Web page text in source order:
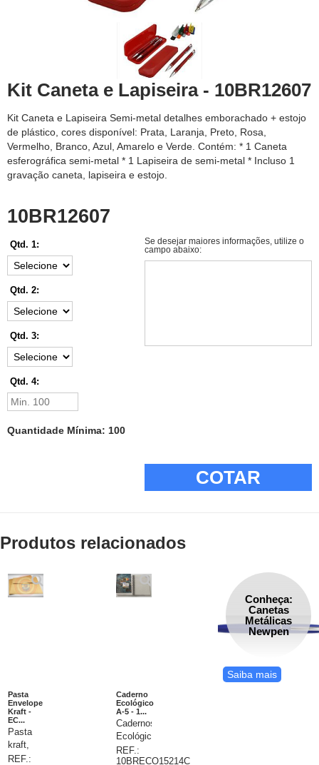
Kit Caneta e Lapiseira - 10BR12607
Kit Caneta e Lapiseira Semi-metal detalhes emborachado + estojo
de plástico, cores disponível: Prata, Laranja, Preto, Rosa,
Vermelho, Branco, Azul, Amarelo e Verde. Contém: * 1 Caneta
esferográfica semi-metal * 1 Lapiseira de semi-metal * Incluso 1
gravação caneta, lapiseira e estojo.
10BR12607
Qtd. 1:
Qtd. 2:
Qtd. 3:
Qtd. 4:
Quantidade Mínima: 100
Se desejar maiores informações, utilize o
campo abaixo:
COTAR
Produtos relacionados
Pasta
Envelope
Kraft -
EC...
Pasta
kraft,
pasta
REF.:
Caderno
Ecológico
A-5 - 1...
Cadernos
Ecológicos,
A-5,
capa
REF.:
10BRECO15214C
Conheça:
Canetas
Metálicas
Newpen
Saiba mais